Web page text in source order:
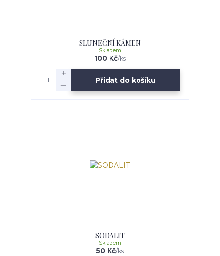
SLUNEČNÍ KÁMEN
100 Kč/ks
Skladem
Přidat do košíku
SODALIT
50 Kč/ks
Skladem